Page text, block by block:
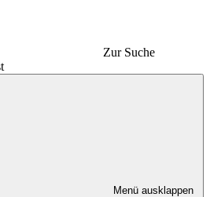
Zur Suche
Menü ausklappen